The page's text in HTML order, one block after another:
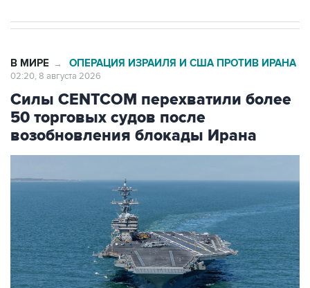
В МИРЕ → ОПЕРАЦИЯ ИЗРАИЛЯ И США ПРОТИВ ИРАНА
02:20, 8 августа 2026
Силы CENTCOM перехватили более
50 торговых судов после
возобновления блокады Ирана